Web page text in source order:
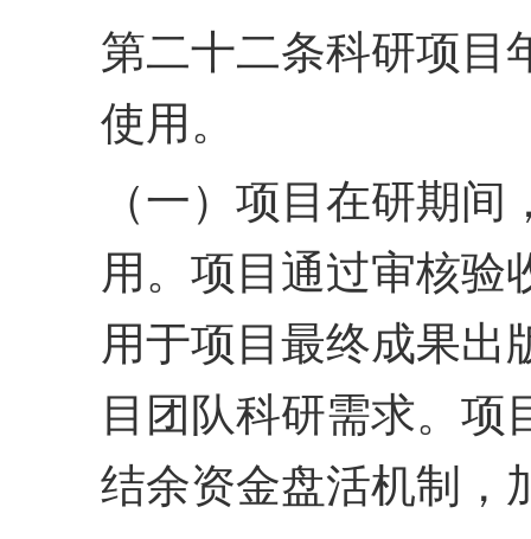
第二十二条科研项目
使用。
（一）项目在研期
用。项目通过审核验
用于项目最终成果出
目 团队科研需求。项
结余资金盘活机制，